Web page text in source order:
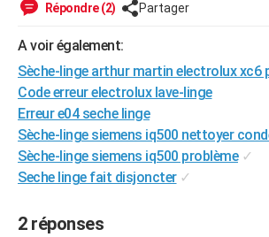
Art de vivre
Bien-être
Loisirs
Mode
Modes de vie
SANTE
Alimentation
Guide de la santé
Maladies
Médicaments
Sommeil
VOYAGE
Destinations
Voyage nature
Voyage de noces
PHOTO
GUIDES D'ACHAT
BONS PLANS
Carte de Noël
Carte Bonne année
Carte Saint-Valentin
Carte Pâques
Carte d'anniversaire
DICTIONNAIRE
Répondre (2) Partager
A voir également:
Sèche-linge arthur martin electrolux xc6
Code erreur electrolux lave-linge
Erreur e04 seche linge
Sèche-linge siemens iq500 nettoyer
Sèche-linge siemens iq500 problème ✓
Seche linge fait disjoncter ✓
2 réponses